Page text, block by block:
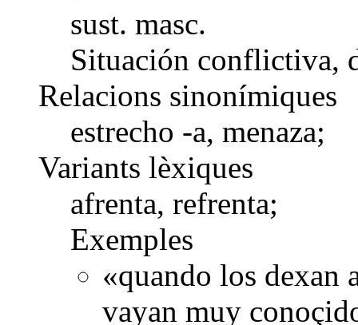
sust. masc.
Situación conflictiva,
Relacions sinonímiques
estrecho -a, menaza;
Variants lèxiques
afrenta, refrenta;
Exemples
«quando los dexan
vayan muy